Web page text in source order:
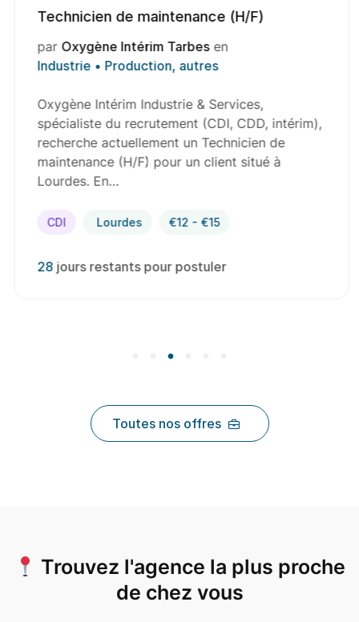
Technicien de maintenance (H/F)
par Oxygène Intérim Tarbesen
Industrie • Production, autres
Oxygène Intérim Industrie & Services,
spécialiste du recrutement (CDI, CDD, intérim),
recherche actuellement un Technicien de
maintenance (H/F) pour un client situé à
Lourdes. En…
CDI Lourdes €12 - €15
28 jours restants pour postuler
Toutes nos offres
Trouvez l'agence la plus proche
de chez vous